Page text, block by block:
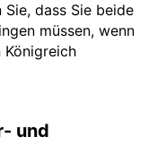
dass Sie beide
müssen, wenn
Königreich
und